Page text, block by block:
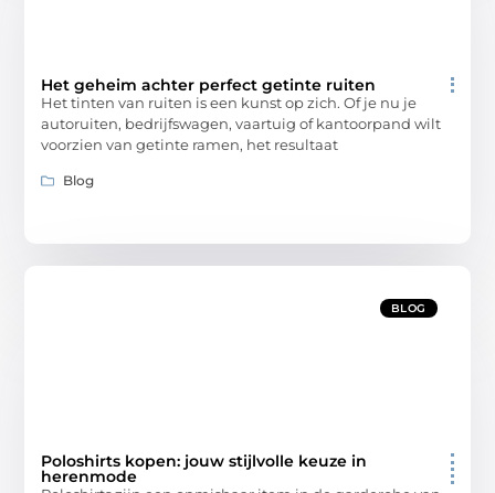
Het geheim achter perfect getinte ruiten
Het tinten van ruiten is een kunst op zich. Of je nu je
autoruiten, bedrijfswagen, vaartuig of kantoorpand wilt
voorzien van getinte ramen, het resultaat
Blog
BLOG
Poloshirts kopen: jouw stijlvolle keuze in
herenmode